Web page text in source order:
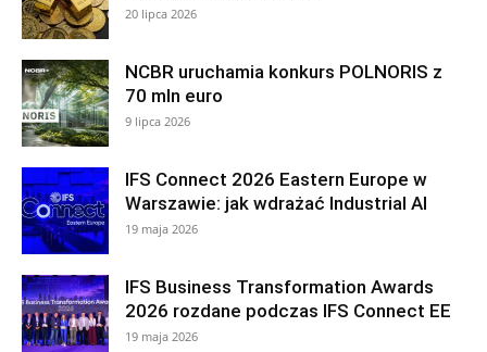
20 lipca 2026
NCBR uruchamia konkurs POLNORIS z
70 mln euro
9 lipca 2026
IFS Connect 2026 Eastern Europe w
Warszawie: jak wdrażać Industrial AI
19 maja 2026
IFS Business Transformation Awards
2026 rozdane podczas IFS Connect EE
19 maja 2026